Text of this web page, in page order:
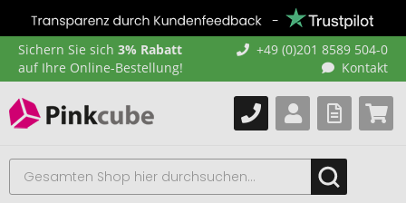
Sichern Sie sich 3% Rabatt
auf Ihre Online-Bestellung!
+49 (0)201 8589 504-0
Kontakt